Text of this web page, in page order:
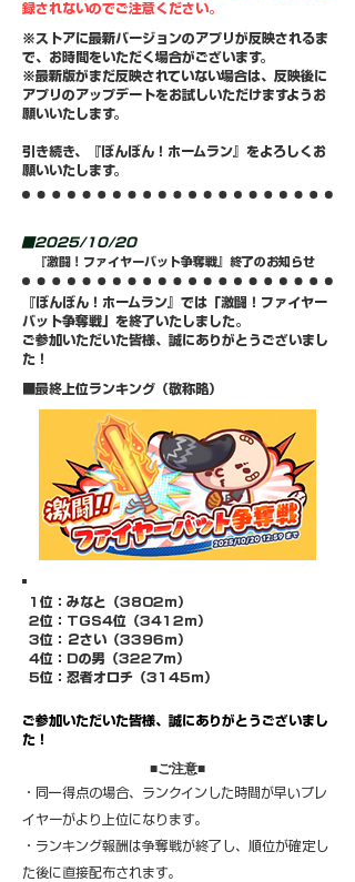
録されないのでご注意ください。
※ストアに最新バージョンのアプリが反映されるま
で、お時間をいただく場合がございます。
※最新版がまだ反映されていない場合は、反映後に
アプリのアップデートをお試しいただけますようお
願いいたします。
​引き続き、『ぼんぼん！ホームラン』をよろしくお
願いいたします。
■2025/10/20
『激闘！ファイヤーバット争奪戦』終了のお知らせ
『ぼんぼん！ホームラン』では「激闘！ファイヤー
バット争奪戦」を終了いたしました。
​ご参加いただいた皆様、誠にありがとうございまし
た！
​■最終上位ランキング（敬称略）
​1位：みなと（3802ｍ）
​2位：TGS4位（3412ｍ）
3位：２さい（3396ｍ）
4位：Dの男（3227ｍ）
​5位：忍者オロチ（3145ｍ）
​ご参加いただいた皆様、誠にありがとうございまし
た！
​■ご注意■
・同一得点の場合、ランクインした時間が早いプレ
イヤーがより上位になります。
・ランキング報酬は争奪戦が終了し、順位が確定し
た後に直接配布されます。